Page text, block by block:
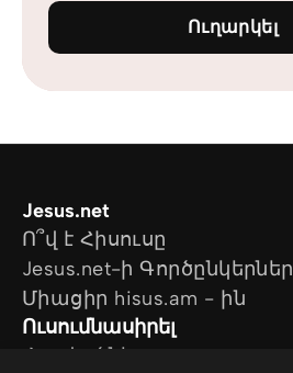
Ուղարկել
Jesus.net
Ո՞վ է Հիսուսը
Jesus.net-ի Գործընկերներ
Միացիր hisus.am - ին
Ուսումնասիրել
Հոդվածներ